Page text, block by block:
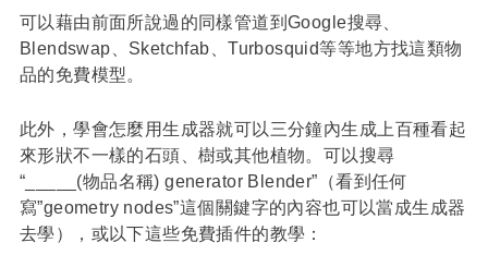
可以藉由前面所說過的同樣管道到Google搜尋、
Blendswap、Sketchfab、Turbosquid等等地方找這類物
品的免費模型。
此外，學會怎麼用生成器就可以三分鐘內生成上百種看起
來形狀不一樣的石頭、樹或其他植物。可以搜尋
“_____(物品名稱) generator Blender”（看到任何
寫”geometry nodes”這個關鍵字的內容也可以當成生成器
去學），或以下這些免費插件的教學：